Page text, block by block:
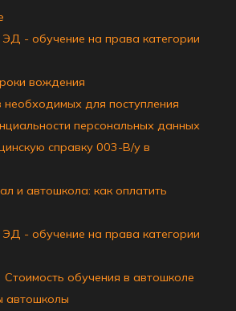
- обучение на права категории
вождения
необходимых для поступления
персональных данных
справку 003-В/у в
и автошкола: как оплатить
- обучение на права категории
Стоимость обучения в автошколе
автошколы